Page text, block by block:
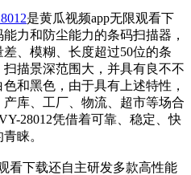
是黄瓜视频app无限观看下
和防尘能力的条码扫描器，
、模糊、长度超过50位的条
描景深范围大，并具有良不不
黑色，由于具有上述特性，
、工厂、物流、超市等场合
28012凭借着可靠、稳定、快
。
看下载还自主研发多款高性能